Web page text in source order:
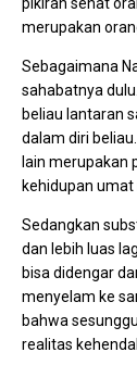
merupakan
Sebagaimana
sahabatnya
beliau lantaran
dalam diri
lain merupakan
kehidupan umat
Sedangkan
dan lebih luas
bisa didengar
menyelam ke
bahwa
realitas